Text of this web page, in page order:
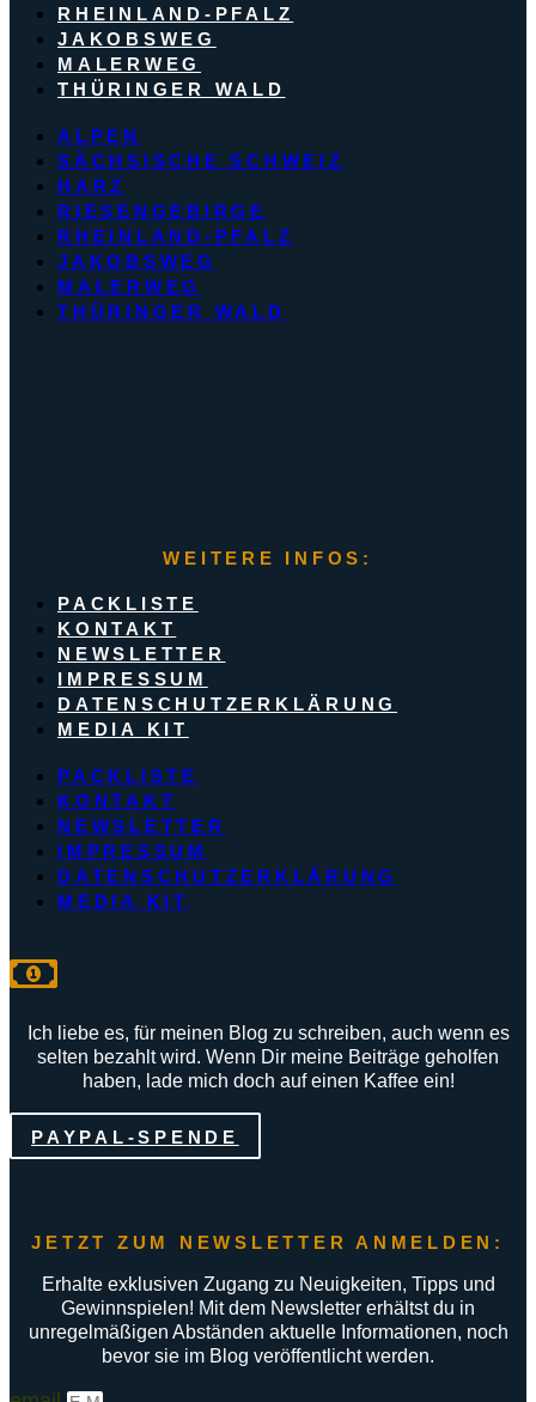
RHEINLAND-PFALZ
JAKOBSWEG
MALERWEG
THÜRINGER WALD
ALPEN
SÄCHSISCHE SCHWEIZ
HARZ
RIESENGEBIRGE
RHEINLAND-PFALZ
JAKOBSWEG
MALERWEG
THÜRINGER WALD
WEITERE INFOS:
PACKLISTE
KONTAKT
NEWSLETTER
IMPRESSUM
DATENSCHUTZERKLÄRUNG
MEDIA KIT
PACKLISTE
KONTAKT
NEWSLETTER
IMPRESSUM
DATENSCHUTZERKLÄRUNG
MEDIA KIT
Ich liebe es, für meinen Blog zu schreiben, auch wenn es
selten bezahlt wird. Wenn Dir meine Beiträge geholfen
haben, lade mich doch auf einen Kaffee ein!
PAYPAL-SPENDE
JETZT ZUM NEWSLETTER ANMELDEN:
Erhalte exklusiven Zugang zu Neuigkeiten, Tipps und
Gewinnspielen! Mit dem Newsletter erhältst du in
unregelmäßigen Abständen aktuelle Informationen, noch
bevor sie im Blog veröffentlicht werden.